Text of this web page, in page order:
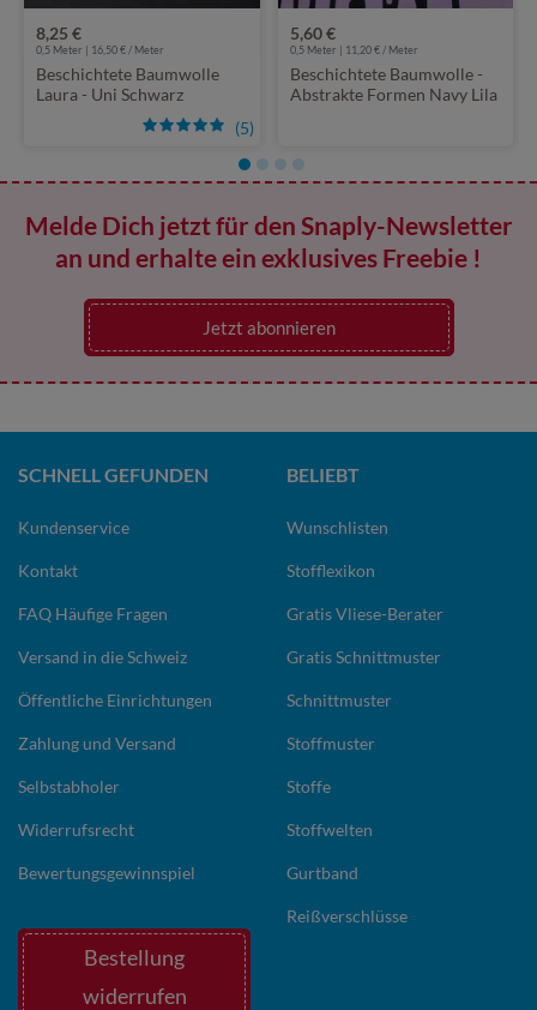
(5)
8,25 €
0,5 Meter | 16,50 € / Meter
Beschichtete Baumwolle
Laura - Uni Schwarz
5,60 €
0,5 Meter | 11,20 € / Meter
Beschichtete Baumwolle -
Abstrakte Formen Navy Lila
Melde Dich jetzt für den Snaply-Newsletter
an und erhalte ein exklusives Freebie !
Jetzt abonnieren
SCHNELL GEFUNDEN
Kundenservice
Kontakt
FAQ Häufige Fragen
Versand in die Schweiz
Öffentliche Einrichtungen
Zahlung und Versand
Selbstabholer
Widerrufsrecht
Bewertungsgewinnspiel
Bestellung
widerrufen
BELIEBT
Wunschlisten
Stofflexikon
Gratis Vliese-Berater
Gratis Schnittmuster
Schnittmuster
Stoffmuster
Stoffe
Stoffwelten
Gurtband
Reißverschlüsse